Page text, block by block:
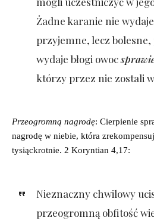
Żadne karanie nie
przyjemne, lecz
wydaje błogi owoc
którzy przez nie zostali
Przeogromną nagrodę: Cierpienie
nagrodę w niebie, która
tysiąckrotnie. 2 Koryntian 4,17:
Nieznaczny chwilowy
przeogromną obfitość